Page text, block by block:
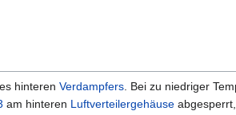
hinteren Verdampfers . Bei zu niedriger
am hinteren Luftverteilergehäuse